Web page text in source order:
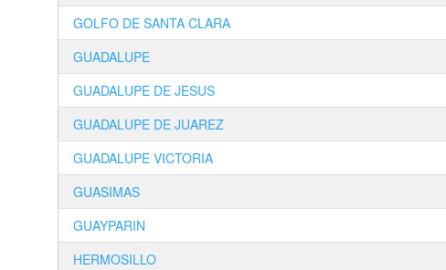
GOLFO DE SANTA CLARA
GUADALUPE
GUADALUPE DE JESUS
GUADALUPE DE JUAREZ
GUADALUPE VICTORIA
GUASIMAS
GUAYPARIN
HERMOSILLO